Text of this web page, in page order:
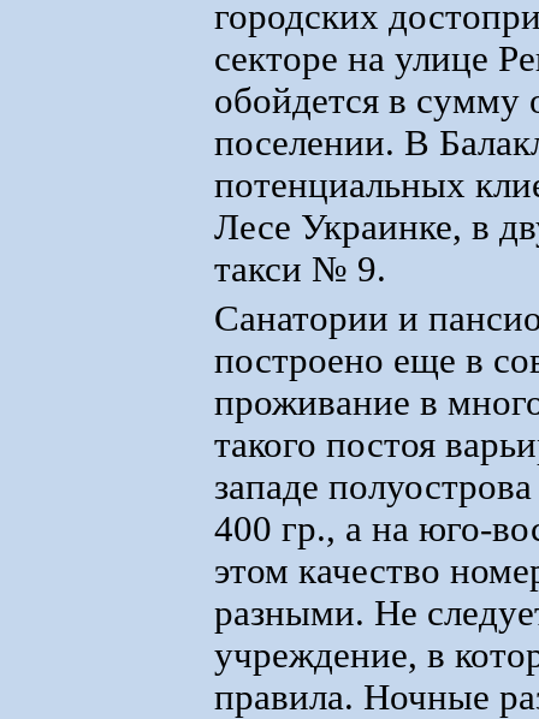
городских
секторе на улице
обойдется в сумму
поселении. В
потенциальных
Лесе Украинке, в
такси № 9.
Санатории и
построено еще в
проживание в
такого постоя
западе
400 гр., а на юго-
этом качество
разными. Не
учреждение, в
правила. Ночные